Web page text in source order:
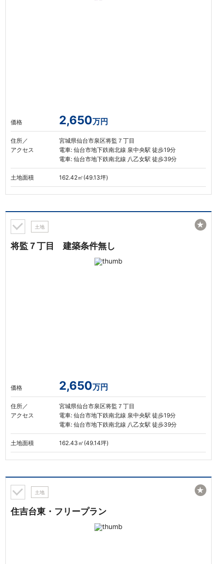
価格 2,650万円
住所／
アクセス
宮城県仙台市泉区将監７丁目
電車: 仙台市地下鉄南北線 泉中央駅 徒歩19分
電車: 仙台市地下鉄南北線 八乙女駅 徒歩39分
土地面積 162.42㎡(49.13坪)
土地
将監７丁目 建築条件無し
価格 2,650万円
住所／
アクセス
宮城県仙台市泉区将監７丁目
電車: 仙台市地下鉄南北線 泉中央駅 徒歩19分
電車: 仙台市地下鉄南北線 八乙女駅 徒歩39分
土地面積 162.43㎡(49.14坪)
★
土地
住吉台東・フリープラン
★